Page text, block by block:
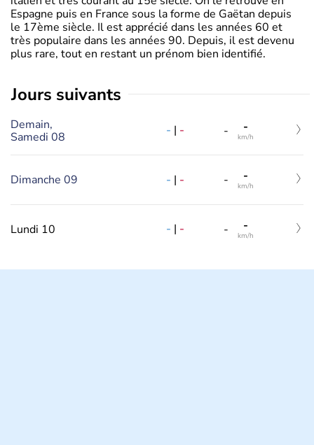
Espagne puis en France sous la forme de Gaëtan depuis
le 17ème siècle. Il est apprécié dans les années 60 et
très populaire dans les années 90. Depuis, il est devenu
plus rare, tout en restant un prénom bien identifié.
jours suivants
Demain,
Samedi 08
- | - - -
km/h
Dimanche 09 - | - - -
km/h
Lundi 10 - | - - -
km/h